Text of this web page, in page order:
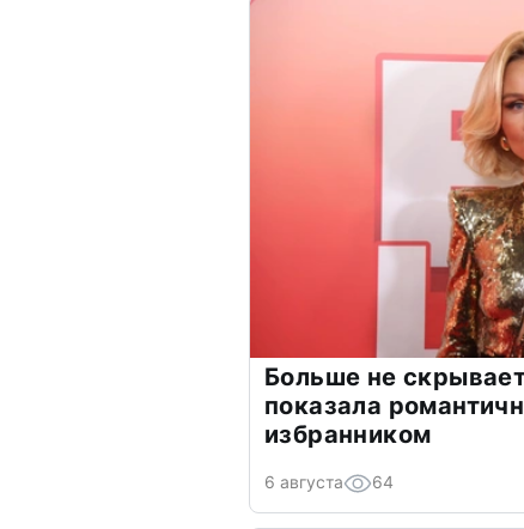
Больше не
показала
избранником
6 августа 64